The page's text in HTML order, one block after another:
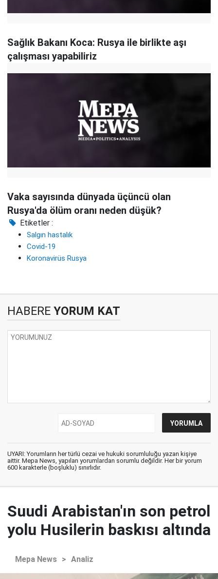
Sağlık Bakanı Koca: Rusya ile birlikte aşı
çalışması yapabiliriz
Vaka sayısında dünyada üçüncü olan
Rusya'da ölüm oranı neden düşük?
Etiketler :
Salgın hastalık
Covid-19
Koronavirüs Rusya
HABERE YORUM KAT
UYARI: Yorumların her türlü cezai ve hukuki sorumluluğu yazan kişiye
aittir. Mepa News, yapılan yorumlardan sorumlu değildir. Her bir yorum
600 karakterle (boşluklu) sınırlıdır.
Suudi Arabistan'ın son petrol
yolu Husilerin baskısı altında
Mepa News > Analiz